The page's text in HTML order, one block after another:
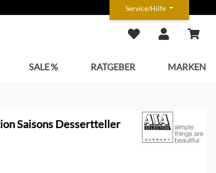
Service/Hilfe
SALE % RATGEBER MARKEN
Saisons Dessertteller